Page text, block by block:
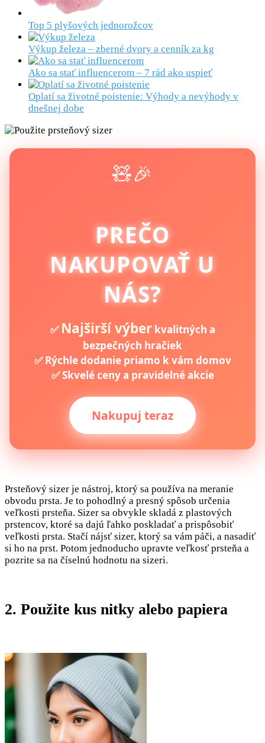
Top 5 plyšových jednorožcov
Výkup železa – zberné dvory a cenník za kg
Ako sa stať influencerom – 7 rád ako uspieť
Oplatí sa životné poistenie: Výhody a nevýhody v
dnešnej dobe
🧸🎉
PREČO
NAKUPOVAŤ U
NÁS?
✅ Najširší výberkvalitných a
bezpečných hračiek
✅ Rýchle dodanie priamo k vám domov
✅ Skvelé ceny a pravidelné akcie
Nakupuj teraz
Prsteňový sizer je nástroj, ktorý sa používa na meranie
obvodu prsta. Je to pohodlný a presný spôsob určenia
veľkosti prsteňa. Sizer sa obvykle skladá z plastových
prstencov, ktoré sa dajú ľahko poskladať a prispôsobiť
veľkosti prsta. Stačí nájsť sizer, ktorý sa vám páči, a nasadiť
si ho na prst. Potom jednoducho upravte veľkosť prsteňa a
pozrite sa na číselnú hodnotu na sizeri.
2. Použite kus nitky alebo papiera